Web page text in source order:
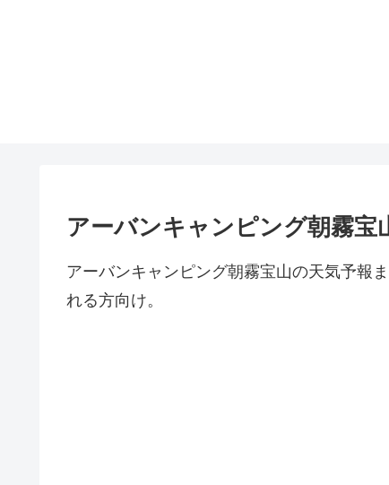
アーバンキャンピング朝霧宝
アーバンキャンピング朝霧宝山の天気予報
れる方向け。